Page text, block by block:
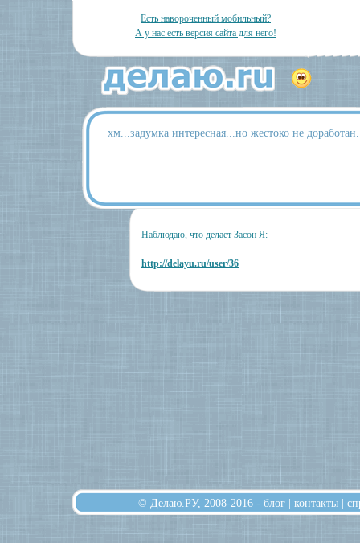
Есть навороченный мобильный?
А у нас есть версия сайта для него!
хм...задумка интересная...но жестоко не
Наблюдаю, что делает Засон Я:
http://delayu.ru/user/36
© Делаю.РУ, 2008-2016 - блог | контакты |